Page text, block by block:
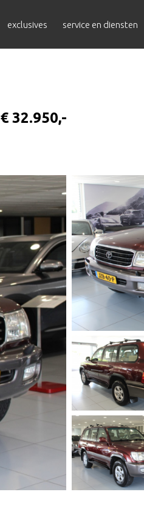
exclusives service en diensten
€ 32.950,-